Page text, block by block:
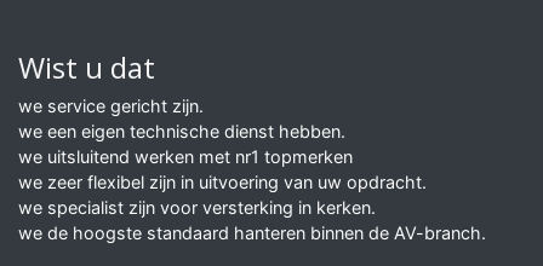
Wist u dat
we service gericht zijn.
we een eigen technische dienst hebben.
we uitsluitend werken met nr1 topmerken
we zeer flexibel zijn in uitvoering van uw opdracht.
we specialist zijn voor versterking in kerken.
we de hoogste standaard hanteren binnen de AV-branch.